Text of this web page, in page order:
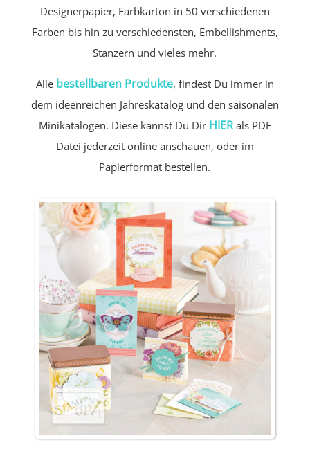
Designerpapier, Farbkarton in 50 verschiedenen
Farben bis hin zu verschiedensten, Embellishments,
Stanzern und vieles mehr.
Alle bestellbaren Produkte, findest Du immer in
dem ideenreichen Jahreskatalog und den saisonalen
Minikatalogen. Diese kannst Du Dir HIERals PDF
Datei jederzeit online anschauen, oder im
Papierformat bestellen.